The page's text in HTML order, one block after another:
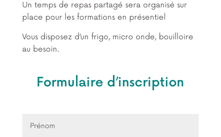
Un temps de repas partagé sera organisé sur
place pour les formations en présentiel
Vous disposez d’un frigo, micro onde, bouilloire
au besoin.
Formulaire d’inscription